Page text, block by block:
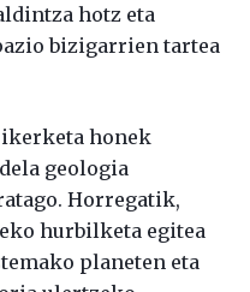
hotz eta
bizigarrien tartea
ikerketa honek
geologia
Horregatik,
hurbilketa egitea
planeten eta